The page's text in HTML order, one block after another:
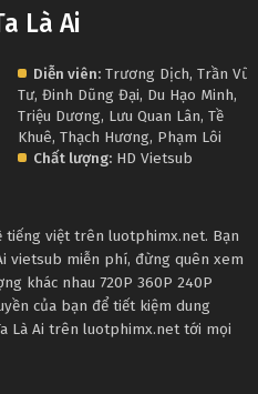
Là Ai
Diễn viên: Trương Dịch,Trần Vũ
Tư,Đinh Dũng Đại, Du Hạo Minh,
Triệu Dương, Lưu Quan Lân,Tề
Khuê,Thạch Hương, Phạm Lôi
Chất lượng: HD Vietsub
tiếng việt trên luotphimx.net. Bạn
vietsub miễn phí, đừng quên xem
khác nhau 720P 360P 240P
của bạn để tiết kiệm dung
Là Ai trên luotphimx.net tới mọi